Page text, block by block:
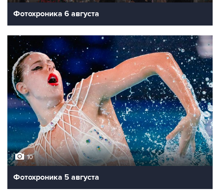
Фотохроника 6 августа
10
Фотохроника 5 августа